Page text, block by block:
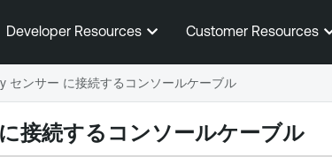
メインコンテンツに移動する
Developer Resources Customer Resources
に接続するコンソールケーブル
センサー に接続するコンソールケーブル